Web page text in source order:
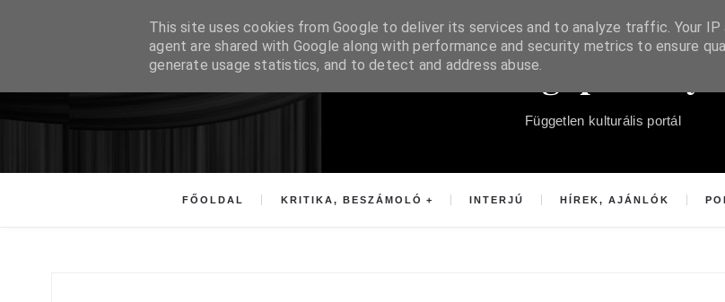
Súgópéldány
Független kulturális portál
FŐOLDAL KRITIKA, BESZÁMOLÓ INTERJÚ HÍREK, AJÁNLÓK
This site uses cookies from Google to deliver its services and to analyze traffic. Your IP
agent are shared with Google along with performance and security metrics to ensure
generate usage statistics, and to detect and address abuse.